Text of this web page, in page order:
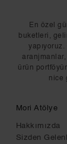
En özel
buketleri,
aranjmanlar,
ürün
nice
Mori Atölye
Hakkımızda
Sizden